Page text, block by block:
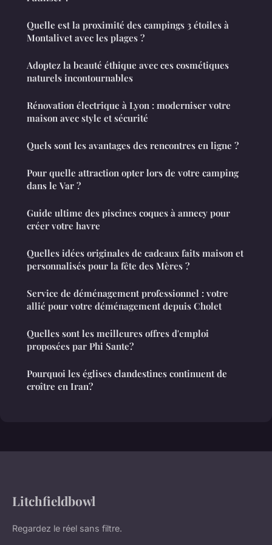
Quelle est la proximité des campings 3 étoiles à
Montalivet avec les plages ?
Adoptez la beauté éthique avec ces cosmétiques
naturels incontournables
Rénovation électrique à Lyon : moderniser votre
maison avec style et sécurité
Quels sont les avantages des rencontres en ligne ?
Pour quelle attraction opter lors de votre camping
dans le Var ?
Guide ultime des piscines coques à annecy pour
créer votre havre
Quelles idées originales de cadeaux faits maison et
personnalisés pour la fête des Mères ?
Service de déménagement professionnel : votre
allié pour votre déménagement depuis Cholet
Quelles sont les meilleures offres d'emploi
proposées par Phi Sante?
Pourquoi les églises clandestines continuent de
croître en Iran?
Litchfieldbowl
Regardez le réel sans filtre.